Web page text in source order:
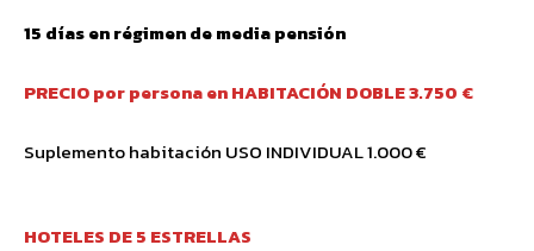
15 días en régimen de media pensión
PRECIO por persona en HABITACIÓN DOBLE 3.750 €
Suplemento habitación USO INDIVIDUAL 1.000 €
HOTELES DE 5 ESTRELLAS